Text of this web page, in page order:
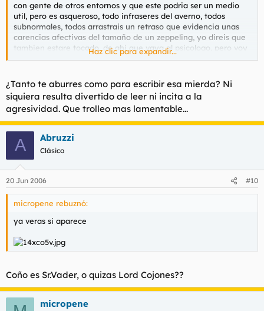
con gente de otros entornos y que este podria ser un medio
util, pero es asqueroso, todo infraseres del averno, todos
subnormales, todos arrastrais un retraso que evidencia unas
carencias afectivas del tamaño de un zeppeling, yo direis que
tambien estare tocado, de ahi que vaya al psicologo, pero voy
por que me esnifaba hasta las lineas de la mediana, por eso lo
Todos, absolutamente todos, me dais asco.
yo en cambio soy como dios, al menos para eso me ha servido
internet, para que me crezca el ego, por que menuda panda de
anormales que sois todos.
lo tenia que decir.
Haz clic para expandir...
¿Tanto te aburres como para escribir esa mierda? Ni
siquiera resulta divertido de leer ni incita a la
agresividad. Que trolleo mas lamentable...
A Abruzzi
Clásico
20 Jun 2006 #10
micropene rebuznó:
ya veras si aparece
Coño es Sr.Vader, o quizas Lord Cojones??
micropene